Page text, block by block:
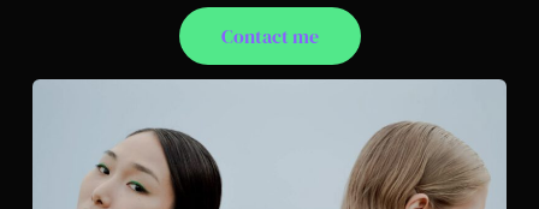
Contact me